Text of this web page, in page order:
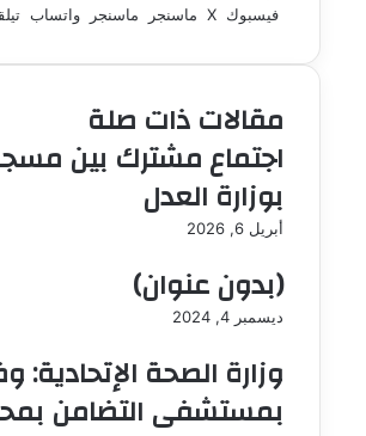
ر
ل
ر
د
ا
ل
ت
ر
ن
ا
فيسبوك ‫X ماسنجر ماسنجر واتساب
مقالات ذات صلة
اجتماع مشترك بين
بوزارة العدل
أبريل 6, 2026
(بدون عنوان)
ديسمبر 4, 2024
وزارة الصحة الإتحادية:
بمستشفى التضامن